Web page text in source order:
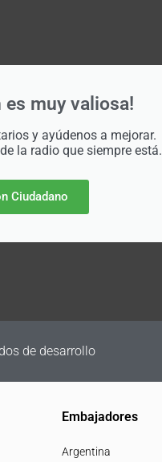
es muy valiosa!
y ayúdenos a mejorar.
la radio que siempre está.
Ciudadano
de desarrollo
Embajadores
Argentina